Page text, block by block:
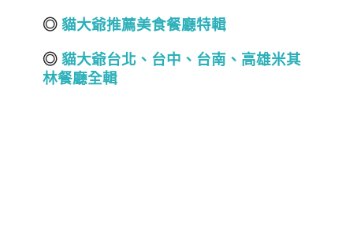
◎ 貓大爺推薦美食餐廳特輯
◎ 貓大爺台北 、 台中 、 台南 、 高雄米其
林餐廳全輯